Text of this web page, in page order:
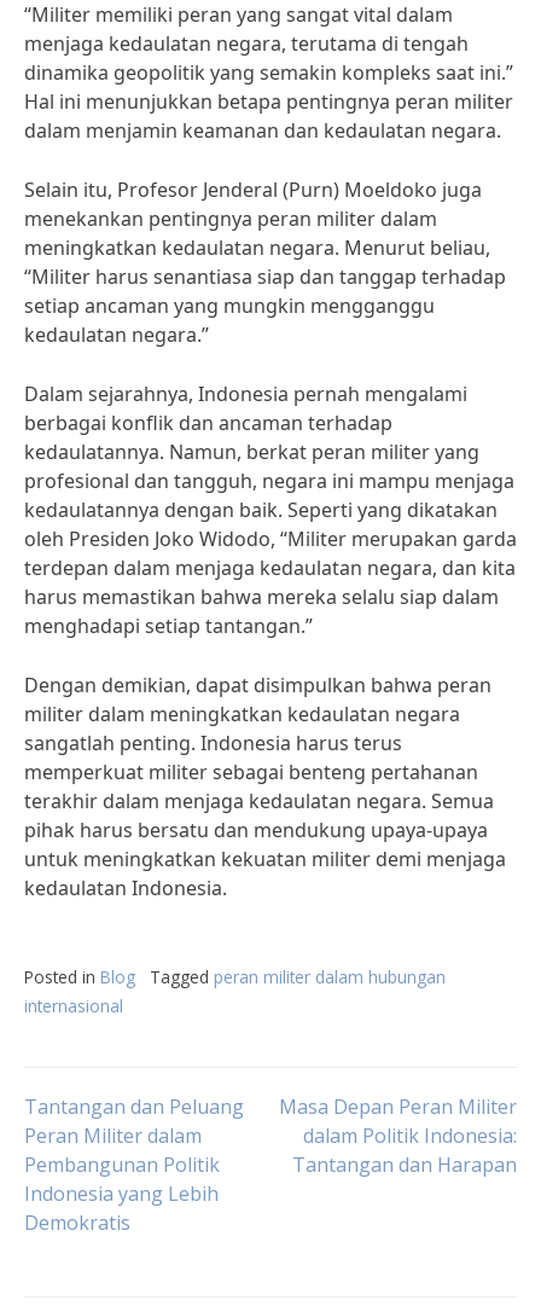
“Militer memiliki peran yang sangat vital dalam
menjaga kedaulatan negara, terutama di tengah
dinamika geopolitik yang semakin kompleks saat ini.”
Hal ini menunjukkan betapa pentingnya peran militer
dalam menjamin keamanan dan kedaulatan negara.
Selain itu, Profesor Jenderal (Purn) Moeldoko juga
menekankan pentingnya peran militer dalam
meningkatkan kedaulatan negara. Menurut beliau,
“Militer harus senantiasa siap dan tanggap terhadap
setiap ancaman yang mungkin mengganggu
kedaulatan negara.”
Dalam sejarahnya, Indonesia pernah mengalami
berbagai konflik dan ancaman terhadap
kedaulatannya. Namun, berkat peran militer yang
profesional dan tangguh, negara ini mampu menjaga
kedaulatannya dengan baik. Seperti yang dikatakan
oleh Presiden Joko Widodo, “Militer merupakan garda
terdepan dalam menjaga kedaulatan negara, dan kita
harus memastikan bahwa mereka selalu siap dalam
menghadapi setiap tantangan.”
Dengan demikian, dapat disimpulkan bahwa peran
militer dalam meningkatkan kedaulatan negara
sangatlah penting. Indonesia harus terus
memperkuat militer sebagai benteng pertahanan
terakhir dalam menjaga kedaulatan negara. Semua
pihak harus bersatu dan mendukung upaya-upaya
untuk meningkatkan kekuatan militer demi menjaga
kedaulatan Indonesia.
Posted in Blog Tagged peran militer dalam hubungan
internasional
Post
navigation
Tantangan dan Peluang
Peran Militer dalam
Pembangunan Politik
Indonesia yang Lebih
Demokratis
Masa Depan Peran Militer
dalam Politik Indonesia:
Tantangan dan Harapan